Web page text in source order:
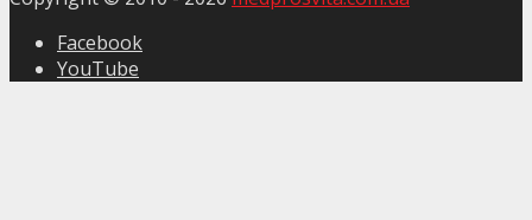
Facebook
YouTube